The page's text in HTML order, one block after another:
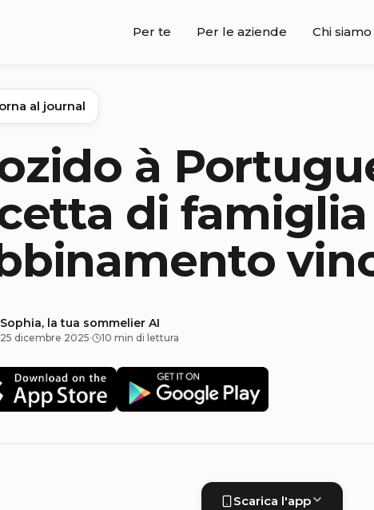
Per te Per le aziende Chi siamo
al journal
à
di famiglia
Sophia, la tua sommelier AI
25 dicembre 2025· 10 min di lettura
Scarica l'app